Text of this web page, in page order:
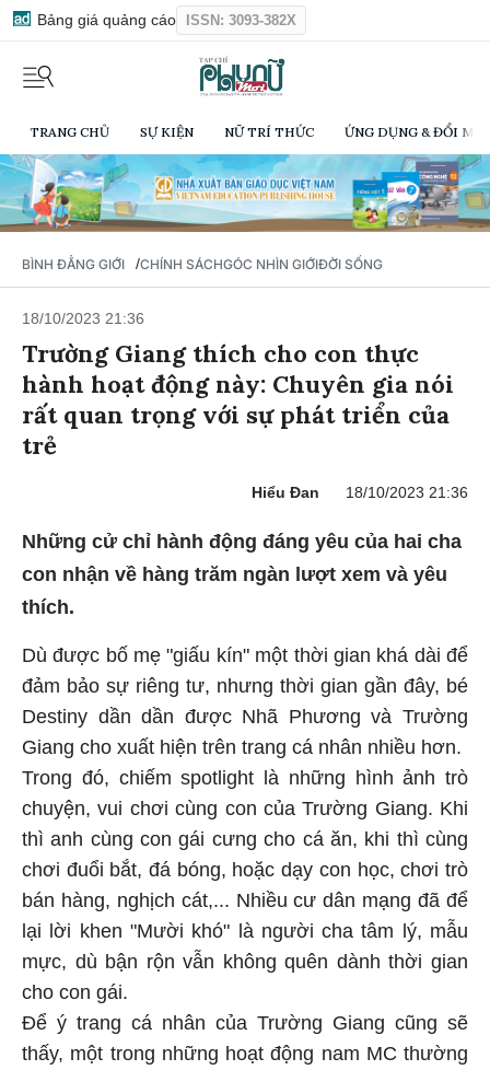
Bảng giá quảng cáo ISSN: 3093-382X
TRANG CHỦ SỰ KIỆN NỮ TRÍ THỨC ỨNG DỤNG & ĐỔI
BÌNH ĐẲNG GIỚI /CHÍNH SÁCHGÓC NHÌN GIỚIĐỜI SỐNG
18/10/2023 21:36
Trường Giang thích cho con thực
hành hoạt động này: Chuyên gia nói
rất quan trọng với sự phát triển của
trẻ
Hiểu Đan 18/10/2023 21:36
Những cử chỉ hành động đáng yêu của hai cha
con nhận về hàng trăm ngàn lượt xem và yêu
thích.
Dù được bố mẹ "giấu kín" một thời gian khá dài để
đảm bảo sự riêng tư, nhưng thời gian gần đây, bé
Destiny dần dần được Nhã Phương và Trường
Giang cho xuất hiện trên trang cá nhân nhiều hơn.
Trong đó, chiếm spotlight là những hình ảnh trò
chuyện, vui chơi cùng con của Trường Giang. Khi
thì anh cùng con gái cưng cho cá ăn, khi thì cùng
chơi đuổi bắt, đá bóng, hoặc dạy con học, chơi trò
bán hàng, nghịch cát,... Nhiều cư dân mạng đã để
lại lời khen "Mười khó" là người cha tâm lý, mẫu
mực, dù bận rộn vẫn không quên dành thời gian
cho con gái.
Để ý trang cá nhân của Trường Giang cũng sẽ
thấy, một trong những hoạt động nam MC thường